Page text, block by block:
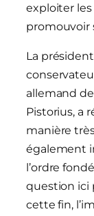
exploiter les
promouvoir
La
allemand
Pistorius, a
manière
également
l’ordre
question ici
cette fin,